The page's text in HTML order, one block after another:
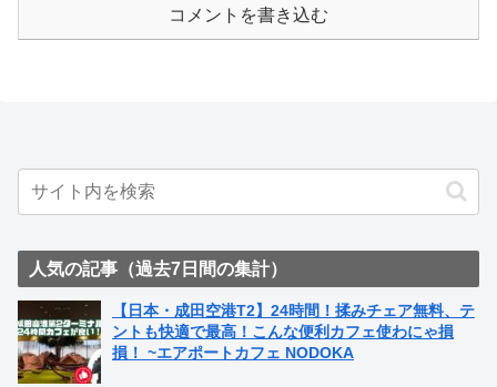
コメントを書き込む
人気の記事（過去7日間の集計）
【日本・成田空港T2】24時間！揉みチェア無料、テ
ントも快適で最高！こんな便利カフェ使わにゃ損
損！ ~エアポートカフェ NODOKA